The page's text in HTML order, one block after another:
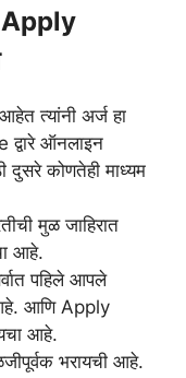
त्यांनी अर्ज हा
ऑनलाइन
दुसरे कोणतेही माध्यम
मुळ जाहिरात
आहे.
पहिले आपले
आणि Apply
आहे.
भरायची आहे.